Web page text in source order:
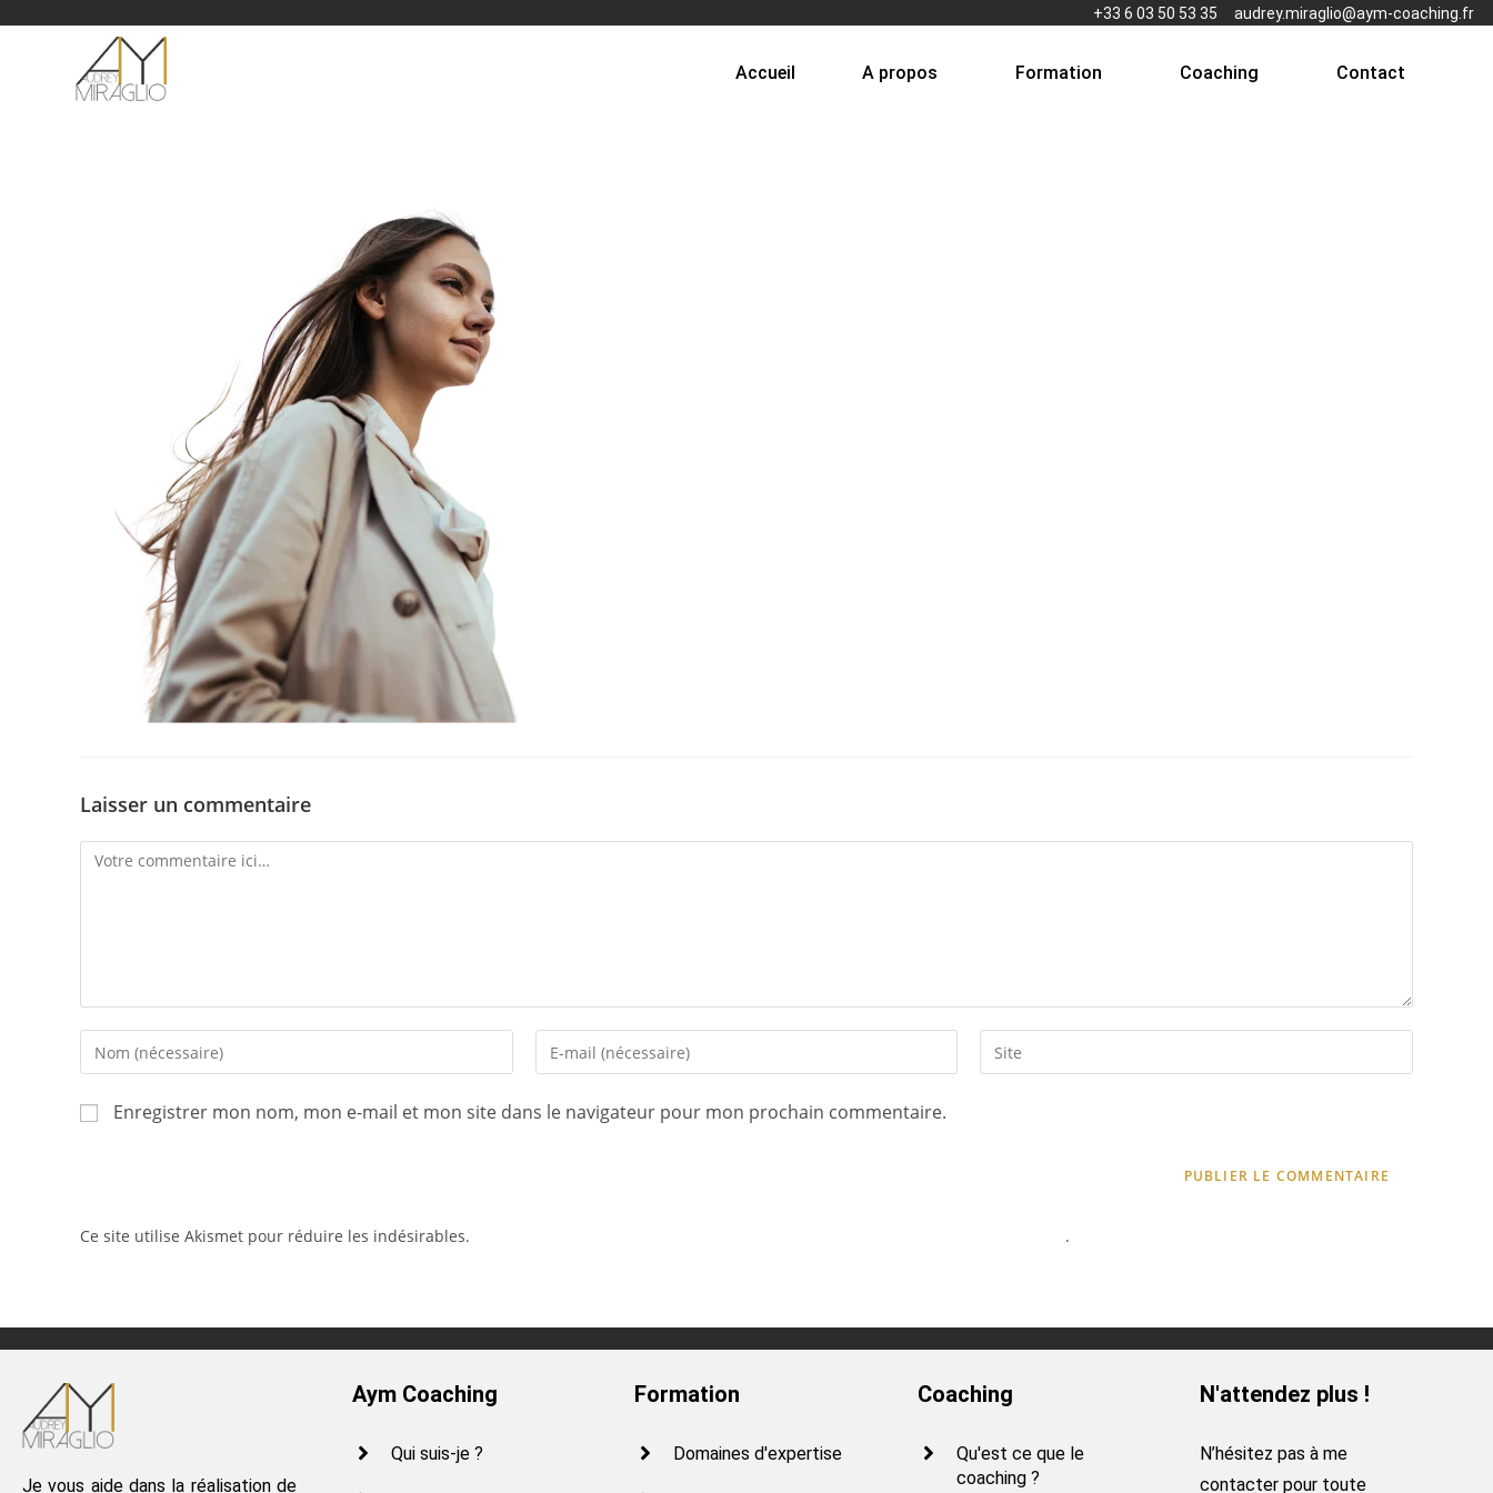
+33 6 03 50 53 35 audrey.miraglio@aym-coaching.fr
Accueil A propos Formation Coaching Contact
Laisser un commentaire
Enregistrer mon nom, mon e-mail et mon site dans le navigateur pour mon prochain commentaire.
Ce site utilise Akismet pour réduire les indésirables. .
Je vous aide dans la réalisation de
Aym Coaching
Qui suis-je ?
Formation
Domaines d'expertise
Coaching
Qu'est ce que le
coaching ?
N'attendez plus !
N’hésitez pas à me
contacter pour toute